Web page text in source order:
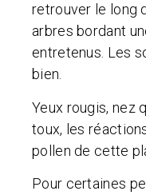
retrouver le long
arbres bordant
entretenus. Les
bien.
Yeux rougis, nez
toux, les
pollen de cette
Pour certaines